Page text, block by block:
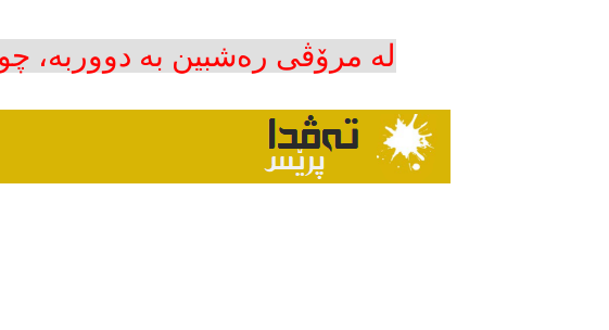
لە مرۆڤی رەشبین بە دووربە،